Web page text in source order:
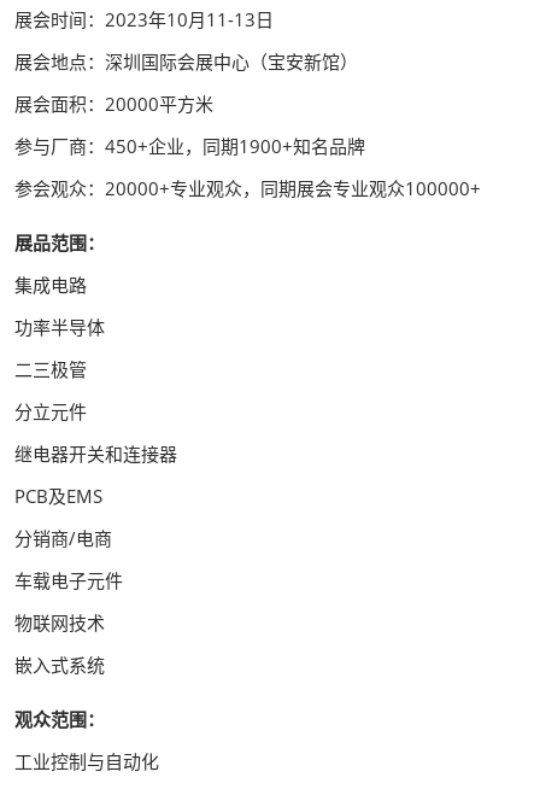
展会时间：2023年10月11-13日
展会地点：深圳国际会展中心（宝安新馆）
展会面积：20000平方米
参与厂商：450+企业，同期1900+知名品牌
参会观众：20000+专业观众，同期展会专业观众100000+
展品范围：
集成电路
功率半导体
二三极管
分立元件
继电器开关和连接器
PCB及EMS
分销商/电商
车载电子元件
物联网技术
嵌入式系统
观众范围：
工业控制与自动化